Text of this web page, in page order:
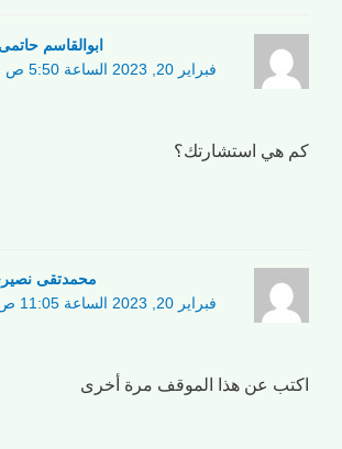
ابوالقاسم حاتمی
فبراير 20, 2023 الساعة 5:50 ص
كم هي استشارتك؟
محمدتقی
فبراير 20, 2023 الساعة 11:05 ص
اكتب عن هذا الموقف مرة أخرى